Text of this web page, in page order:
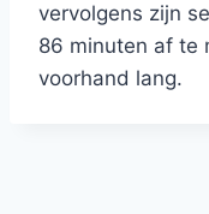
vervolgens zijn
86 minuten af ​​te
voorhand lang.